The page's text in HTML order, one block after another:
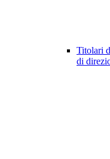
Titolari
di